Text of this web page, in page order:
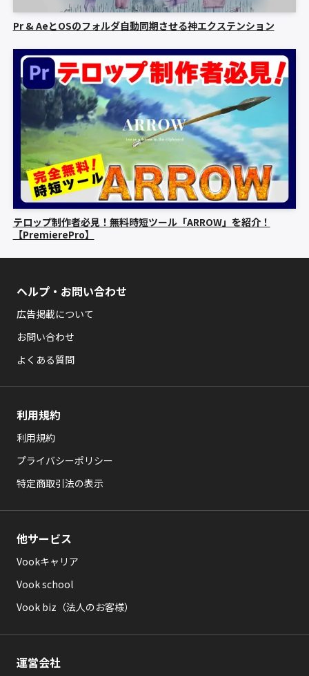
Pr & AeとOSのフォルダ自動同期させる神エクステンション
テロップ制作者必見！無料時短ツール「ARROW」を紹介！
【PremierePro】
ヘルプ・お問い合わせ
広告掲載について
お問い合わせ
よくある質問
利用規約
利用規約
プライバシーポリシー
特定商取引法の表示
他サービス
Vookキャリア
Vook school
Vook biz（法人のお客様）
運営会社